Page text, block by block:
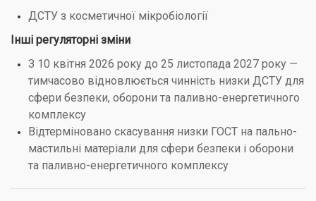
ДСТУ з косметичної мікробіології
Інші регуляторні зміни
З 10 квітня 2026 року до 25 листопада 2027 року —
тимчасово відновлюється чинність низки ДСТУ для
сфери безпеки, оборони та паливно-енергетичного
комплексу
Відтерміновано скасування низки ГОСТ на пально-
мастильні матеріали для сфери безпеки і оборони
та паливно-енергетичного комплексу